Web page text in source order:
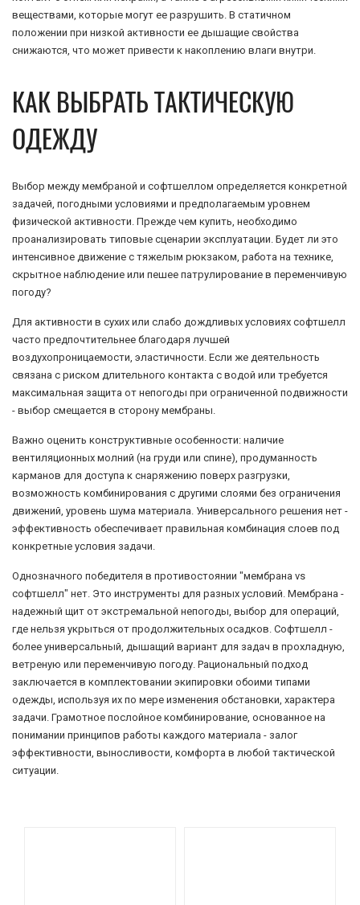
веществами, которые могут ее разрушить. В статичном
положении при низкой активности ее дышащие свойства
снижаются, что может привести к накоплению влаги внутри.
КАК ВЫБРАТЬ ТАКТИЧЕСКУЮ
ОДЕЖДУ
Выбор между мембраной и софтшеллом определяется конкретной
задачей, погодными условиями и предполагаемым уровнем
физической активности. Прежде чем купить, необходимо
проанализировать типовые сценарии эксплуатации. Будет ли это
интенсивное движение с тяжелым рюкзаком, работа на технике,
скрытное наблюдение или пешее патрулирование в переменчивую
погоду?
Для активности в сухих или слабо дождливых условиях софтшелл
часто предпочтительнее благодаря лучшей
воздухопроницаемости, эластичности. Если же деятельность
связана с риском длительного контакта с водой или требуется
максимальная защита от непогоды при ограниченной подвижности
- выбор смещается в сторону мембраны.
Важно оценить конструктивные особенности: наличие
вентиляционных молний (на груди или спине), продуманность
карманов для доступа к снаряжению поверх разгрузки,
возможность комбинирования с другими слоями без ограничения
движений, уровень шума материала. Универсального решения нет -
эффективность обеспечивает правильная комбинация слоев под
конкретные условия задачи.
Однозначного победителя в противостоянии "мембрана vs
софтшелл" нет. Это инструменты для разных условий. Мембрана -
надежный щит от экстремальной непогоды, выбор для операций,
где нельзя укрыться от продолжительных осадков. Софтшелл -
более универсальный, дышащий вариант для задач в прохладную,
ветреную или переменчивую погоду. Рациональный подход
заключается в комплектовании экипировки обоими типами
одежды, используя их по мере изменения обстановки, характера
задачи. Грамотное послойное комбинирование, основанное на
понимании принципов работы каждого материала - залог
эффективности, выносливости, комфорта в любой тактической
ситуации.